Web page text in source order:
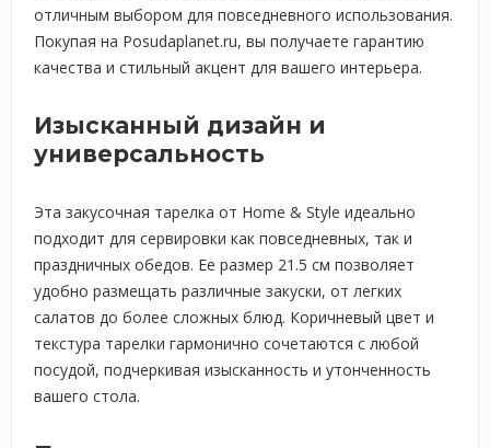
отличным выбором для повседневного использования.
Покупая на Posudaplanet.ru, вы получаете гарантию
качества и стильный акцент для вашего интерьера.
Изысканный дизайн и
универсальность
Эта закусочная тарелка от Home & Style идеально
подходит для сервировки как повседневных, так и
праздничных обедов. Ее размер 21.5 см позволяет
удобно размещать различные закуски, от легких
салатов до более сложных блюд. Коричневый цвет и
текстура тарелки гармонично сочетаются с любой
посудой, подчеркивая изысканность и утонченность
вашего стола.